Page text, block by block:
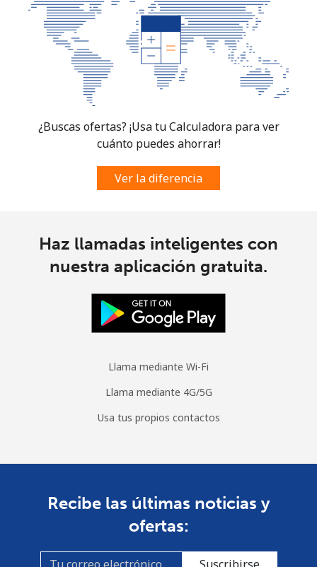
¿Buscas ofertas? ¡Usa tu Calculadora para ver
cuánto puedes ahorrar!
Ver la diferencia
Haz llamadas inteligentes con
nuestra aplicación gratuita.
Llama mediante Wi-Fi
Llama mediante 4G/5G
Usa tus propios contactos
Recibe las últimas noticias y
ofertas: